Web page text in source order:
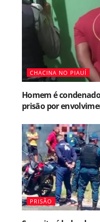
CHACINA NO PIAUÍ
Homem é
prisão por
PRISÃO